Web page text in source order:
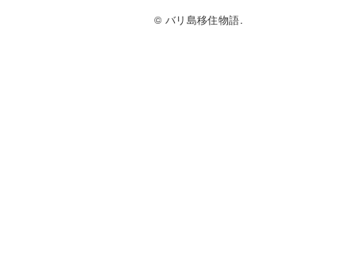
© バリ島移住物語.